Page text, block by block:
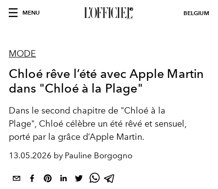
MENU BELGIUM
MODE
Chloé rêve l’été avec Apple Martin
dans "Chloé à la Plage"
Dans le second chapitre de "Chloé à la
Plage", Chloé célèbre un été rêvé et sensuel,
porté par la grâce d’Apple Martin.
13.05.2026 by Pauline Borgogno